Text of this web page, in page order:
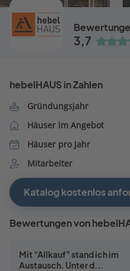
3,7
hebelHAUS in Zahlen
Gründungsjahr
Häuser im Angebot
Häuser pro Jahr
Mitarbeiter
Katalog kostenlos
Bewertungen von
Mit "Allkauf" stand ich im
Austausch. Unter d...